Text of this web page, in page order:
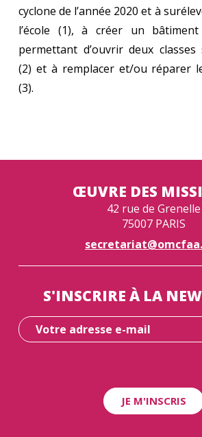
cyclone de l’année 2020 et à
l’école (1), à créer un bâtiment
permettant d’ouvrir deux classes
(2) et à remplacer et/ou réparer
(3).
S'INSCRIRE À LA
ŒUVRE DES
42 rue de Grenelle
75007 PARIS